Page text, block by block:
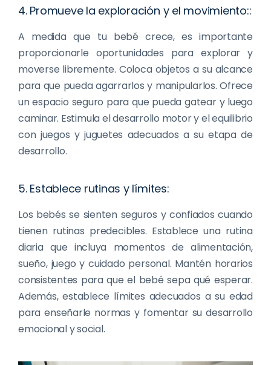
4. Promueve la exploración y el movimiento::
A medida que tu bebé crece, es importante
proporcionarle oportunidades para explorar y
moverse libremente. Coloca objetos a su alcance
para que pueda agarrarlos y manipularlos. Ofrece
un espacio seguro para que pueda gatear y luego
caminar. Estimula el desarrollo motor y el equilibrio
con juegos y juguetes adecuados a su etapa de
desarrollo.
5. Establece rutinas y límites:
Los bebés se sienten seguros y confiados cuando
tienen rutinas predecibles. Establece una rutina
diaria que incluya momentos de alimentación,
sueño, juego y cuidado personal. Mantén horarios
consistentes para que el bebé sepa qué esperar.
Además, establece límites adecuados a su edad
para enseñarle normas y fomentar su desarrollo
emocional y social.